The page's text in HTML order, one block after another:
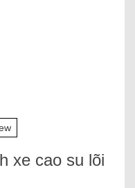
xe cao su lõi